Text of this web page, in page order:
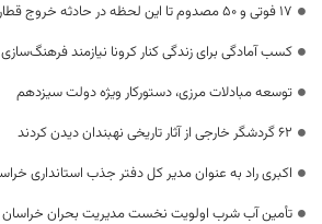
۱۷ فوتی و ۵۰ مصدوم تا این لحظه در حادثه خروج قطار از ریل در محور طبس
کسب آمادگی برای زندگی کنار کرونا نیازمند
توسعه مبادلات مرزی، دستورکار ویژه دولت سیزدهم
62 گردشگر خارجی از آثار تاریخی نهبندان دیدن کردند
اکبری راد به عنوان مدیر کل دفتر جذب استانداری
تأمین آب شرب اولویت نخست مدیریت بحران خراسان